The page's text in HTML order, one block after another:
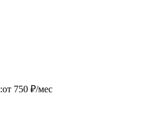
:от 750 ₽/мес